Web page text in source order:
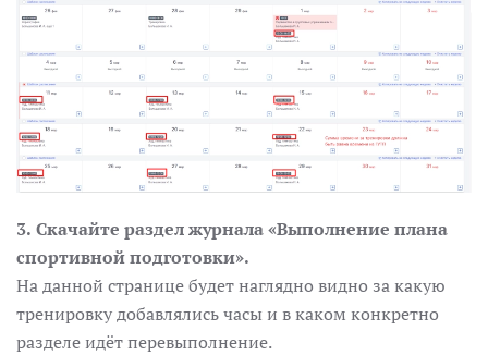
3. Скачайте раздел журнала «Выполнение плана
спортивной подготовки».
На данной странице будет наглядно видно за какую
тренировку добавлялись часы и в каком конкретно
разделе идёт перевыполнение.